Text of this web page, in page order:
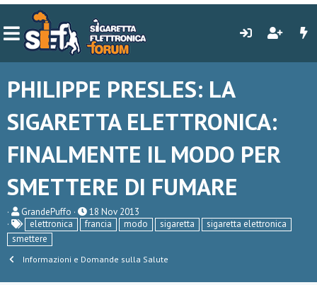
PHILIPPE PRESLES: LA
SIGARETTA ELETTRONICA:
FINALMENTE IL MODO PER
SMETTERE DI FUMARE
C
r
e
a
GrandePuffo
D
a
t
d
18 Nov 2013
elettronica
francia modo sigaretta
sigaretta elettronica
smettere
Informazioni e Domande sulla Salute